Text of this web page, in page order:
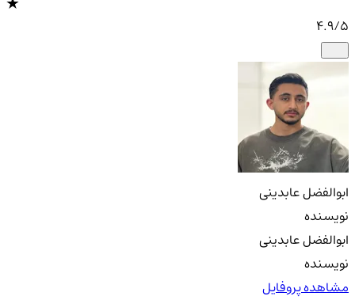
4.9/5
ابوالفضل عابدینی
نویسنده
ابوالفضل عابدینی
نویسنده
مشاهده پروفایل